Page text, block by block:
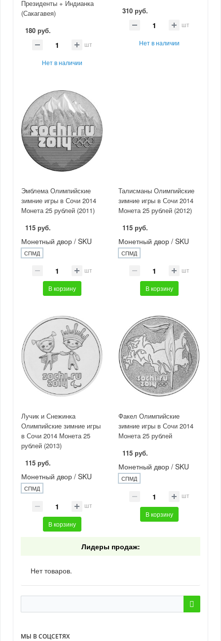
Президенты + Индианка
(Сакагавея)
180 руб.
шт
Нет в наличии
310 руб.
шт
Нет в наличии
Эмблема Олимпийские
зимние игры в Сочи 2014
Монета 25 рублей (2011)
115 руб.
Монетный двор / SKU
СПМД
шт
В корзину
Талисманы Олимпийские
зимние игры в Сочи 2014
Монета 25 рублей (2012)
115 руб.
Монетный двор / SKU
СПМД
шт
В корзину
Лучик и Снежинка
Олимпийские зимние игры
в Сочи 2014 Монета 25
рублей (2013)
115 руб.
Монетный двор / SKU
СПМД
шт
В корзину
Факел Олимпийские
зимние игры в Сочи 2014
Монета 25 рублей
115 руб.
Монетный двор / SKU
СПМД
шт
В корзину
Лидеры продаж:
Нет товаров.
МЫ В СОЦСЕТЯХ